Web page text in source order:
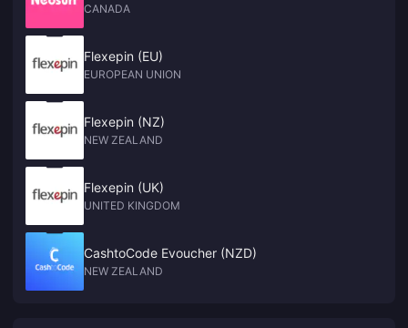
CANADA
Flexepin (EU)
EUROPEAN UNION
Flexepin (NZ)
NEW ZEALAND
Flexepin (UK)
UNITED KINGDOM
CashtoCode Evoucher (NZD)
NEW ZEALAND